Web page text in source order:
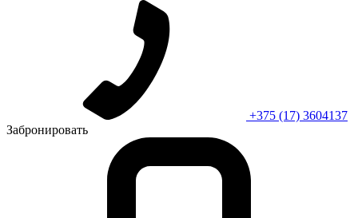
+375 (17) 3604137
Забронировать